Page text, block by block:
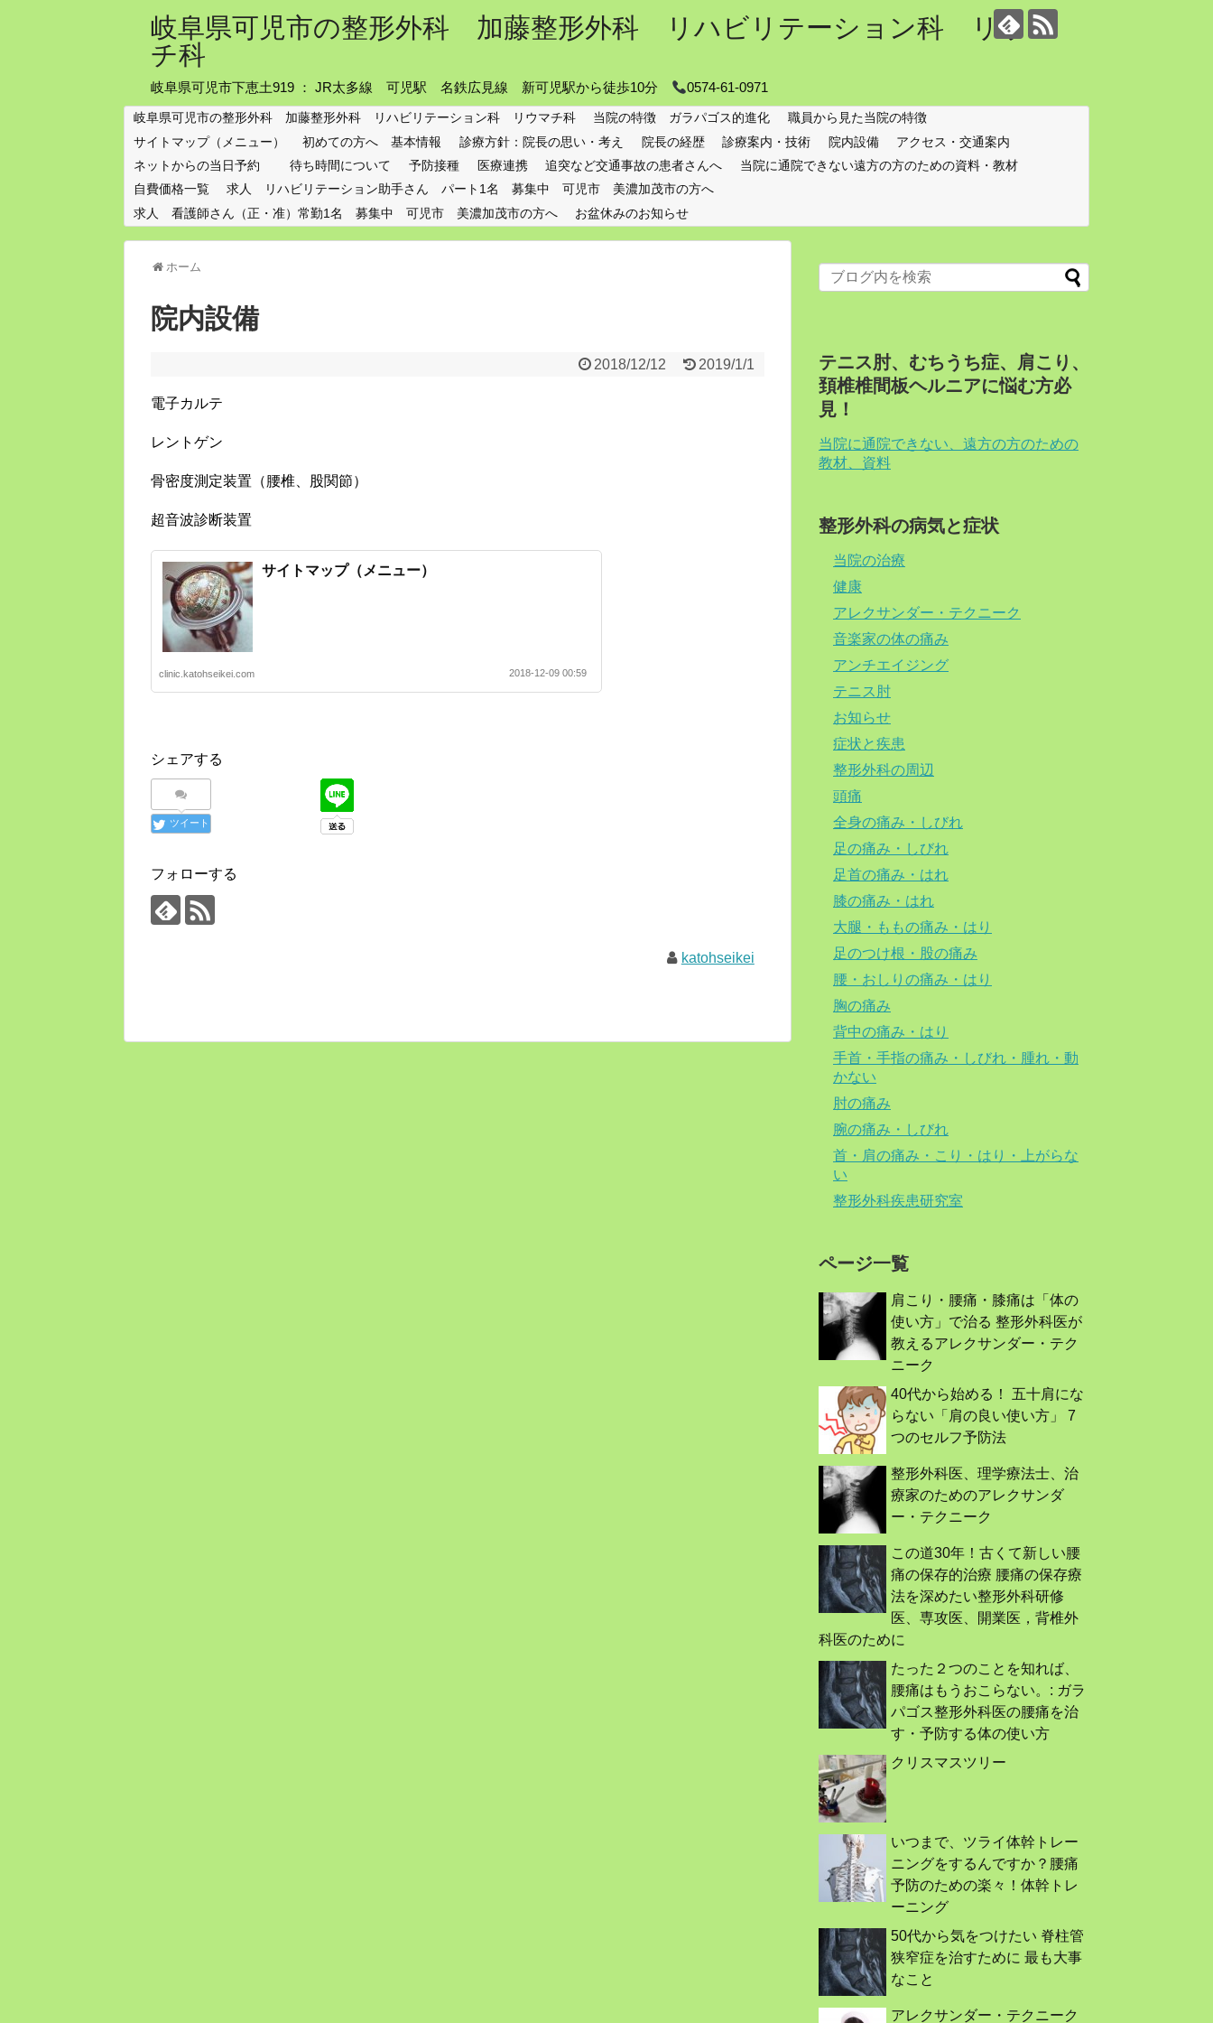
岐阜県可児市の整形外科 加藤整形外科 リハビリテーション科 リウマ
チ科
岐阜県可児市下恵土919 ： JR太多線 可児駅 名鉄広見線 新可児駅から徒歩10分 0574-61-0971
岐阜県可児市の整形外科 加藤整形外科 リハビリテーション科 リウマチ科 当院の特徴 ガラパゴス的進化
職員から見た当院の特徴
サイトマップ（メニュー）
初めての方へ 基本情報 診療方針：院長の思い・考え 院長の経歴 診療案内・技術 院内設備
アクセス・交通案内
ネットからの当日予約
待ち時間について 予防接種 医療連携 追突など交通事故の患者さんへ
当院に通院できない遠方の方のための資料・教材
自費価格一覧
求人 リハビリテーション助手さん パート1名 募集中 可児市 美濃加茂市の方へ
求人 看護師さん（正・准）常勤1名 募集中 可児市 美濃加茂市の方へ
お盆休みのお知らせ
ホーム
院内設備
2018/12/12 2019/1/1
電子カルテ
レントゲン
骨密度測定装置（腰椎、股関節）
超音波診断装置
サイトマップ（メニュー）
clinic.katohseikei.com 2018-12-09 00:59
シェアする
ツイート
フォローする
katohseikei
テニス肘、むちうち症、肩こり、
頚椎椎間板ヘルニアに悩む方必
見！
当院に通院できない、遠方の方のための
教材、資料
整形外科の病気と症状
当院の治療
健康
アレクサンダー・テクニーク
音楽家の体の痛み
アンチエイジング
テニス肘
お知らせ
症状と疾患
整形外科の周辺
頭痛
全身の痛み・しびれ
足の痛み・しびれ
足首の痛み・はれ
膝の痛み・はれ
大腿・ももの痛み・はり
足のつけ根・股の痛み
腰・おしりの痛み・はり
胸の痛み
背中の痛み・はり
手首・手指の痛み・しびれ・腫れ・動
かない
肘の痛み
腕の痛み・しびれ
首・肩の痛み・こり・はり・上がらな
い
整形外科疾患研究室
ページ一覧
肩こり・腰痛・膝痛は「体の
使い方」で治る 整形外科医が
教えるアレクサンダー・テク
ニーク
40代から始める！ 五十肩にな
らない「肩の良い使い方」 7
つのセルフ予防法
整形外科医、理学療法士、治
療家のためのアレクサンダ
ー・テクニーク
この道30年！古くて新しい腰
痛の保存的治療 腰痛の保存療
法を深めたい整形外科研修
医、専攻医、開業医，背椎外
科医のために
たった２つのことを知れば、
腰痛はもうおこらない。: ガラ
パゴス整形外科医の腰痛を治
す・予防する体の使い方
クリスマスツリー
いつまで、ツライ体幹トレー
ニングをするんですか？腰痛
予防のための楽々！体幹トレ
ーニング
50代から気をつけたい 脊柱管
狭窄症を治すために 最も大事
なこと
アレクサンダー・テクニーク